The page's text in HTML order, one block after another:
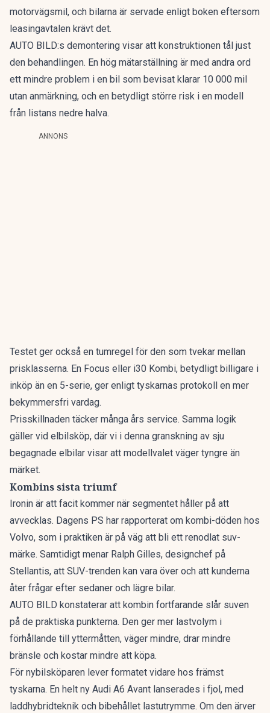
motorvägsmil, och bilarna är servade enligt boken eftersom
leasingavtalen krävt det.
AUTO BILD:s demontering visar att konstruktionen tål just
den behandlingen. En hög mätarställning är med andra ord
ett mindre problem i en bil som bevisat klarar 10 000 mil
utan anmärkning, och en betydligt större risk i en modell
från listans nedre halva.
ANNONS
Testet ger också en tumregel för den som tvekar mellan
prisklasserna. En Focus eller i30 Kombi, betydligt billigare i
inköp än en 5-serie, ger enligt tyskarnas protokoll en mer
bekymmersfri vardag.
Prisskillnaden täcker många års service. Samma logik
gäller vid elbilsköp, där vi i denna granskning av sju
begagnade elbilar visar att modellvalet väger tyngre än
märket.
Kombins sista triumf
Ironin är att facit kommer när segmentet håller på att
avvecklas. Dagens PS har rapporterat om kombi-döden hos
Volvo, som i praktiken är på väg att bli ett renodlat suv-
märke. Samtidigt menar Ralph Gilles, designchef på
Stellantis, att SUV-trenden kan vara över och att kunderna
åter frågar efter sedaner och lägre bilar.
AUTO BILD konstaterar att kombin fortfarande slår suven
på de praktiska punkterna. Den ger mer lastvolym i
förhållande till yttermåtten, väger mindre, drar mindre
bränsle och kostar mindre att köpa.
För nybilsköparen lever formatet vidare hos främst
tyskarna. En helt ny Audi A6 Avant lanserades i fjol, med
laddhybridteknik och bibehållet lastutrymme. Om den ärver